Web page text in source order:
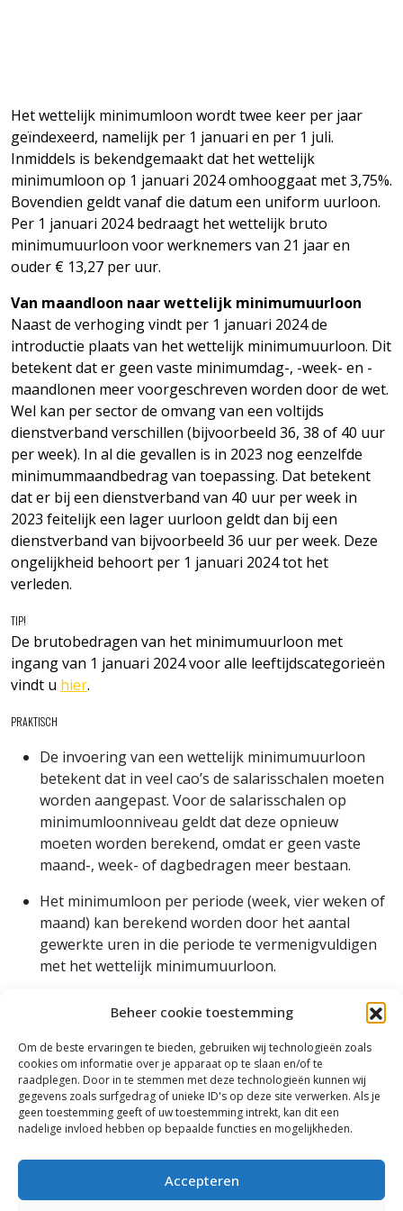
Beheer cookie toestemming
Om de beste ervaringen te bieden, gebruiken wij technologieën zoals
cookies om informatie over je apparaat op te slaan en/of te
raadplegen. Door in te stemmen met deze technologieën kunnen wij
gegevens zoals surfgedrag of unieke ID's op deze site verwerken. Als je
geen toestemming geeft of uw toestemming intrekt, kan dit een
nadelige invloed hebben op bepaalde functies en mogelijkheden.
Accepteren
Het wettelijk minimumloon wordt twee keer per jaar
geïndexeerd, namelijk per 1 januari en per 1 juli.
Inmiddels is bekendgemaakt dat het wettelijk
minimumloon op 1 januari 2024 omhooggaat met 3,75%.
Bovendien geldt vanaf die datum een uniform uurloon.
Per 1 januari 2024 bedraagt het wettelijk bruto
minimumuurloon voor werknemers van 21 jaar en
ouder € 13,27 per uur.
Van maandloon naar wettelijk minimumuurloon
Naast de verhoging vindt per 1 januari 2024 de
introductie plaats van het wettelijk minimumuurloon. Dit
betekent dat er geen vaste minimumdag-, -week- en -
maandlonen meer voorgeschreven worden door de wet.
Wel kan per sector de omvang van een voltijds
dienstverband verschillen (bijvoorbeeld 36, 38 of 40 uur
per week). In al die gevallen is in 2023 nog eenzelfde
minimummaandbedrag van toepassing. Dat betekent
dat er bij een dienstverband van 40 uur per week in
2023 feitelijk een lager uurloon geldt dan bij een
dienstverband van bijvoorbeeld 36 uur per week. Deze
ongelijkheid behoort per 1 januari 2024 tot het
verleden.
TIP!
De brutobedragen van het minimumuurloon met
ingang van 1 januari 2024 voor alle leeftijdscategorieën
vindt u hier.
PRAKTISCH
De invoering van een wettelijk minimumuurloon
betekent dat in veel cao’s de salarisschalen moeten
worden aangepast. Voor de salarisschalen op
minimumloonniveau geldt dat deze opnieuw
moeten worden berekend, omdat er geen vaste
maand-, week- of dagbedragen meer bestaan.
Het minimumloon per periode (week, vier weken of
maand) kan berekend worden door het aantal
gewerkte uren in die periode te vermenigvuldigen
met het wettelijk minimumuurloon.
Voor werknemers tussen de 15 en 20 jaar gelden
minimumjeugduurlonen die zijn afgeleid van het
wettelijk minimumuurloon.
Op de loonstrook moet het geldende wettelijk
minimumuurloon worden vermeld voor de
betreffende leeftijd van de werknemer en de
Er bestaat recht op een lage-inkomensvoordeel (LIV)